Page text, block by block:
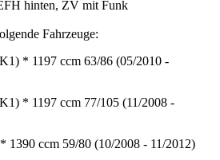
hinten, ZV mit Funk
Fahrzeuge:
* 1197 ccm 63/86 (05/2010 -
* 1197 ccm 77/105 (11/2008 -
ccm 59/80 (10/2008 - 11/2012)